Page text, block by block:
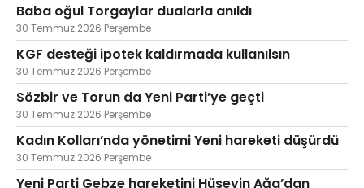
Baba oğul Torgaylar dualarla anıldı
30 Temmuz 2026 Perşembe
KGF desteği ipotek kaldırmada kullanılsın
30 Temmuz 2026 Perşembe
Sözbir ve Torun da Yeni Parti’ye geçti
30 Temmuz 2026 Perşembe
Kadın Kolları’nda yönetimi Yeni hareketi düşürdü
30 Temmuz 2026 Perşembe
Yeni Parti Gebze hareketini Hüseyin Ağa’dan